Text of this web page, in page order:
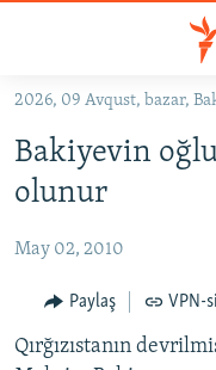
Əsas
qayıt
Əsas
qayıt
#İZAHLA
#ƏSLINDƏ
FƏRQƏ BAX
QANUNI DOĞRU
2026, 09 Avqust, bazar,
Bakiyevin
olunur
May 02, 2010
Paylaş VPN-
Qırğızıstanın